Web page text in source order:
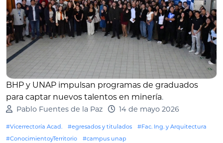
BHP y UNAP impulsan programas de graduados
para captar nuevos talentos en minería.
Pablo Fuentes de la Paz 14 de mayo 2026
#Vicerrectoría Acad. #egresados y titulados
#Fac. Ing. y Arquitectura
#ConocimientoyTerritorio
#campus unap